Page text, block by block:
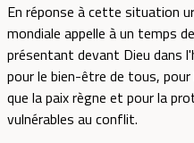
En réponse à cette situation
mondiale appelle à un temps
présentant devant Dieu dans
pour le bien-être de tous,
que la paix règne et pour la
vulnérables au conflit.